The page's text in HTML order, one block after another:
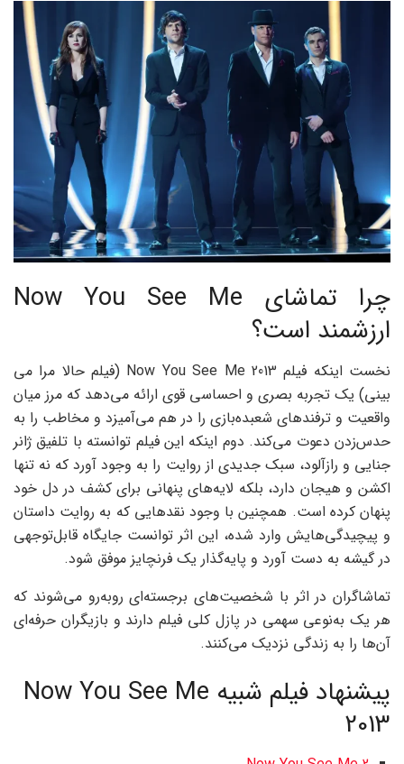
چرا تماشای Now You See Me
ارزشمند است؟
نخست اینکه فیلم Now You See Me 2013 (فیلم حالا مرا می‌
بینی) یک تجربه بصری و احساسی قوی ارائه می‌دهد که مرز میان
واقعیت و ترفندهای شعبده‌بازی را در هم می‌آمیزد و مخاطب را به
حدس‌زدن دعوت می‌کند. دوم اینکه این فیلم توانسته با تلفیق ژانر
جنایی و رازآلود، سبک جدیدی از روایت را به وجود آورد که نه تنها
اکشن و هیجان دارد، بلکه لایه‌های پنهانی برای کشف در دل خود
پنهان کرده است. همچنین با وجود نقدهایی که به روایت داستان
و پیچیدگی‌هایش وارد شده، این اثر توانست جایگاه قابل‌توجهی
در گیشه به دست آورد و پایه‌گذار یک فرنچایز موفق شود.
تماشاگران در اثر با شخصیت‌های برجسته‌ای روبه‌رو می‌شوند که
هر یک به‌نوعی سهمی در پازل کلی فیلم دارند و بازیگران حرفه‌ای
آن‌ها را به زندگی نزدیک می‌کنند.
پیشنهاد فیلم شبیه Now You See Me
2013